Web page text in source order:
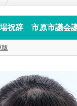
祝辞 市原市議会
版